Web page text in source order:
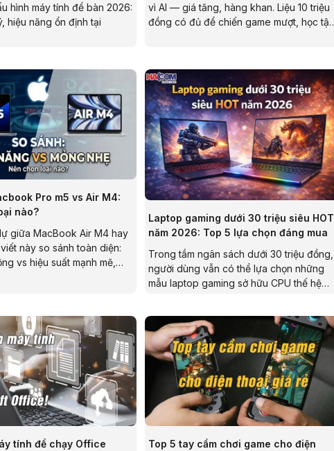
hình máy tính để bàn 2026:
hiệu năng ổn định tại
vì AI — giá tăng, hàng khan. Liệu 10 triệu
đồng có đủ để chiến game mượt, học tập
Pro m5 vs Air M4:
nào?
giữa MacBook Air M4 hay
này so sánh toàn diện:
vs hiệu suất mạnh mẽ,
Laptop gaming dưới 30 triệu siêu HOT
năm 2026: Top 5 lựa chọn đáng mua
Trong tầm ngân sách dưới 30 triệu đồng,
người dùng vẫn có thể lựa chọn những
mẫu laptop gaming sở hữu CPU thế hệ
tính để chạy Office
Top 5 tay cầm chơi game cho điện